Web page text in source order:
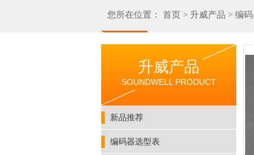
您所在位置： 首页 > 升威产品 > 编码
升威产品
SOUNDWELL PRODUCT
新品推荐
编码器选型表